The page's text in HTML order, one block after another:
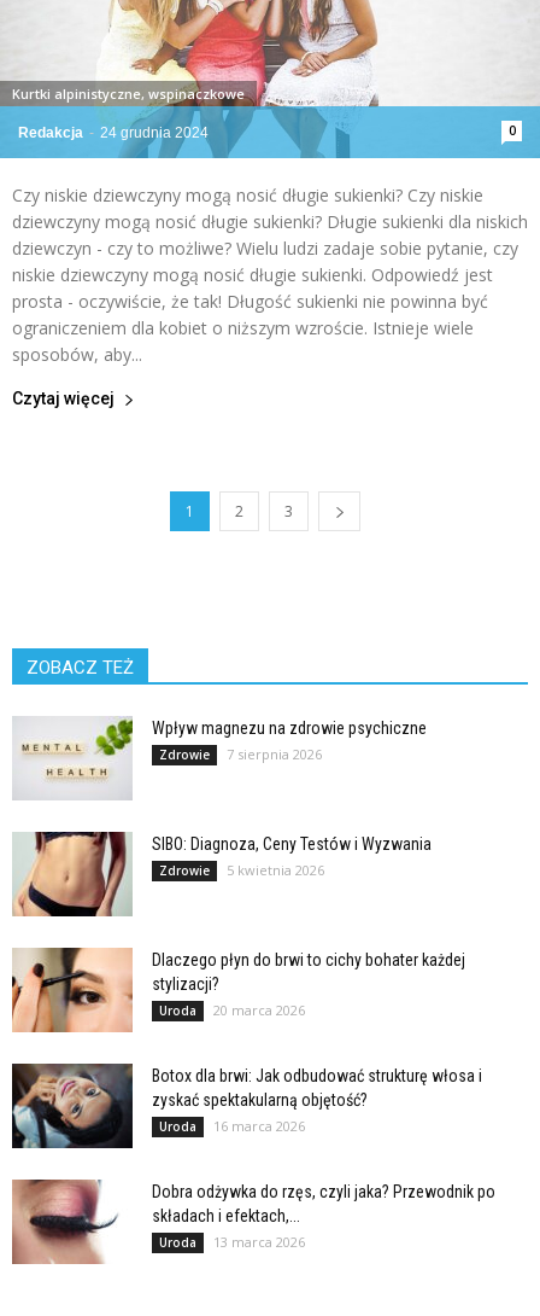
Redakcja - 24 grudnia 2024 0
Kurtki alpinistyczne, wspinaczkowe
Czy niskie dziewczyny mogą nosić długie sukienki? Czy niskie
dziewczyny mogą nosić długie sukienki? Długie sukienki dla niskich
dziewczyn - czy to możliwe? Wielu ludzi zadaje sobie pytanie, czy
niskie dziewczyny mogą nosić długie sukienki. Odpowiedź jest
prosta - oczywiście, że tak! Długość sukienki nie powinna być
ograniczeniem dla kobiet o niższym wzroście. Istnieje wiele
sposobów, aby...
Czytaj więcej
1 2 3
ZOBACZ TEŻ
Wpływ magnezu na zdrowie psychiczne
Zdrowie 7 sierpnia 2026
SIBO: Diagnoza, Ceny Testów i Wyzwania
Zdrowie 5 kwietnia 2026
Dlaczego płyn do brwi to cichy bohater każdej
stylizacji?
Uroda 20 marca 2026
Botox dla brwi: Jak odbudować strukturę włosa i
zyskać spektakularną objętość?
Uroda 16 marca 2026
Dobra odżywka do rzęs, czyli jaka? Przewodnik po
składach i efektach,...
Uroda 13 marca 2026